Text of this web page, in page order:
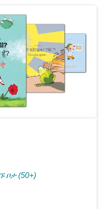
(50+)